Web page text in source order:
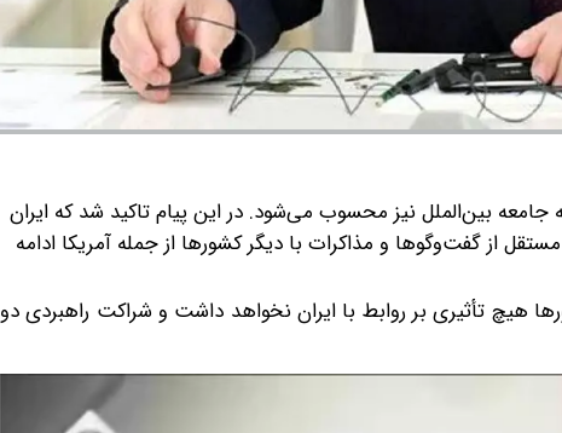
جامعه بین‌الملل نیز محسوب می‌شود. در این پیام تاکید شد که ایران
از گفت‌وگوها و مذاکرات با دیگر کشورها از جمله آمریکا ادامه
هیچ تأثیری بر روابط با ایران نخواهد داشت و شراکت راهبردی دو